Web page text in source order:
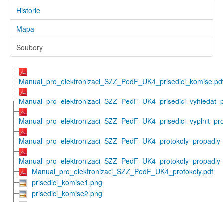
Historie
Mapa
Soubory
Manual_pro_elektronizaci_SZZ_PedF_UK4_protokoly.pdf
prisedici_komise1.png
prisedici_komise2.png